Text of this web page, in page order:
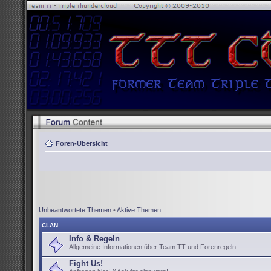
Foren-Übersicht
Unbeantwortete Themen •Aktive Themen
CLAN
Info & Regeln
Allgemeine Informationen über Team TT und Forenregeln
Fight Us!